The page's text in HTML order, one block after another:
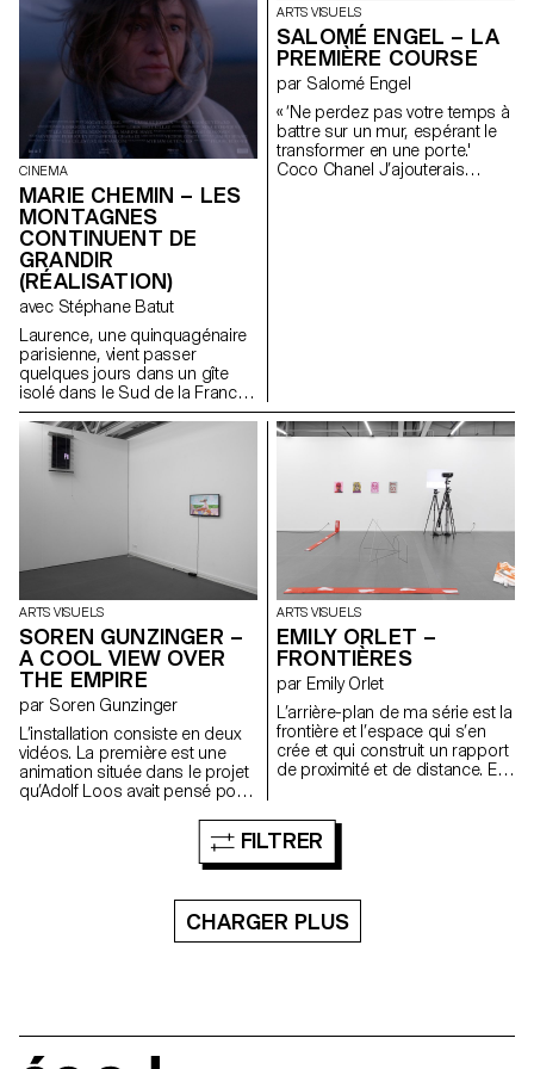
microphone transforme le son
en électricité de la
communication sociale et des
ouvertures jeu infini
d’interprétation désir tu
m’entends maintenant
transition glissante infinie le
dernier watt quitte l’émetteur
désert de sens Une
désensualisation du langage
l’archivage numérique et
l’obsolescence programmée.
Alors que l’abstraction d’un
fichier numérique peut sembler
intemporelle, le danger
imminent de perdre encore
plus de souvenirs nous oblige
à réfléchir sur notre façon de
les archiver.
CINEMA
MARIE CHEMIN – LES
MONTAGNES
CONTINUENT DE
GRANDIR
(RÉALISATION)
avec Stéphane Batut
Laurence, une quinquagénaire
parisienne, vient passer
quelques jours dans un gîte
isolé dans le Sud de la France.
Là-bas elle rencontre Antoine,
le jeune propriétaire des lieux.
Ce dernier, un peu rustre et
macho, tente de la séduire
est là dans un but précis: lui
remettre une lettre renfermant
ARTS VISUELS
SALOMÉ ENGEL – LA
PREMIÈRE COURSE
par Salomé Engel
« ‘Ne perdez pas votre temps à
battre sur un mur, espérant le
transformer en une porte.'
Coco Chanel J’ajouterais
ARTS VISUELS
SOREN GUNZINGER –
A COOL VIEW OVER
THE EMPIRE
par Soren Gunzinger
L’installation consiste en deux
vidéos. La première est une
animation située dans le projet
qu’Adolf Loos avait pensé pour
araignée espionne et critique.
La seconde illumine un store
par un court dialogue. Le travail
questions de citation et de
voyeurisme, également d’effets
comiques et de retournements.
ARTS VISUELS
EMILY ORLET –
FRONTIÈRES
par Emily Orlet
L’arrière-plan de ma série est la
frontière et l’espace qui s’en
crée et qui construit un rapport
de proximité et de distance. En
habituels.
FILTRER
CHARGER PLUS